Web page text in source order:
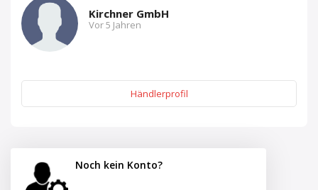
Kirchner GmbH
Vor 5 Jahren
Händlerprofil
Noch kein Konto?